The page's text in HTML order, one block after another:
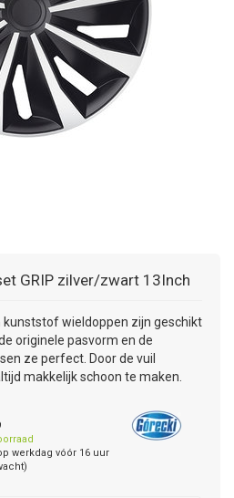
PASSAT)
VW PASSAT)
SUV, MPV, 4X4, CAMPER EN
GRIP zilver/zwart 13Inch
wieldoppen zijn geschikt
originele pasvorm en de
ze perfect. Door de vuil
makkelijk schoon te maken.
werkdag vóór 16 uur